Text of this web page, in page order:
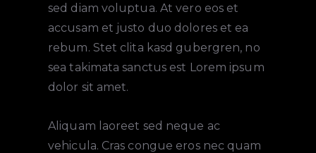
sed diam voluptua. At vero eos et
accusam et justo duo dolores et ea
rebum. Stet clita kasd gubergren, no
sea takimata sanctus est Lorem ipsum
dolor sit amet.
Aliquam laoreet sed neque ac
vehicula. Cras congue eros nec quam